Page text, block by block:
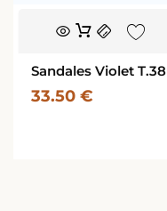
Sandales Violet T.38
33.50 €